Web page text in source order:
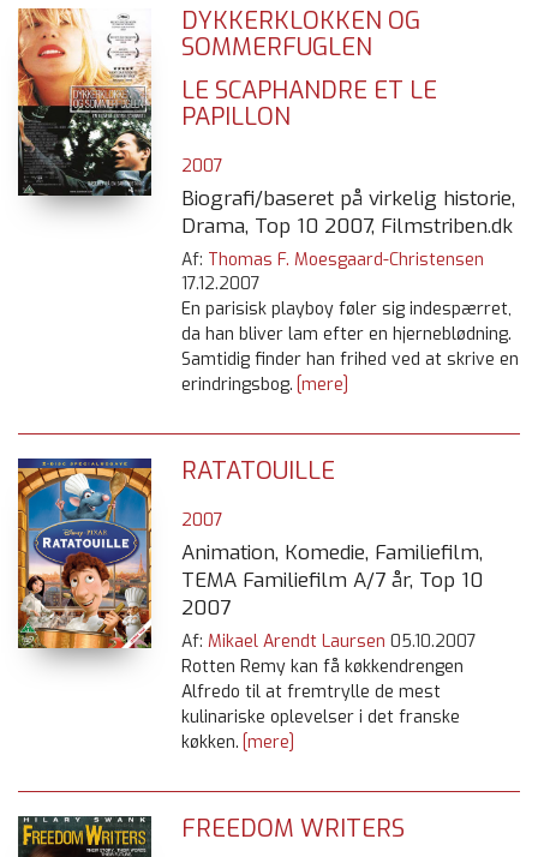
DYKKERKLOKKEN OG
SOMMERFUGLEN
LE SCAPHANDRE ET LE
PAPILLON
2007
Biografi/baseret på virkelig historie,
Drama, Top 10 2007, Filmstriben.dk
Af: Thomas F. Moesgaard-Christensen
17.12.2007
En parisisk playboy føler sig indespærret,
da han bliver lam efter en hjerneblødning.
Samtidig finder han frihed ved at skrive en
erindringsbog. [mere]
RATATOUILLE
2007
Animation, Komedie, Familiefilm,
TEMA Familiefilm A/7 år, Top 10
2007
Af: Mikael Arendt Laursen 05.10.2007
Rotten Remy kan få køkkendrengen
Alfredo til at fremtrylle de mest
kulinariske oplevelser i det franske
køkken. [mere]
FREEDOM WRITERS